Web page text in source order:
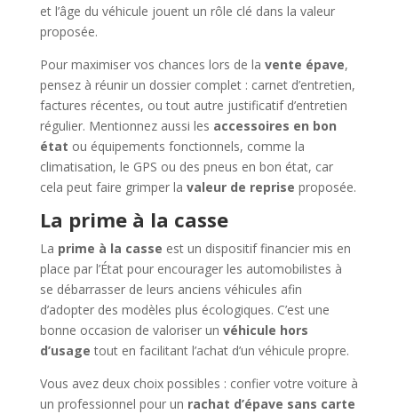
et l’âge du véhicule jouent un rôle clé dans la valeur
proposée.
Pour maximiser vos chances lors de la vente épave,
pensez à réunir un dossier complet : carnet d’entretien,
factures récentes, ou tout autre justificatif d’entretien
régulier. Mentionnez aussi les accessoires en bon
état ou équipements fonctionnels, comme la
climatisation, le GPS ou des pneus en bon état, car
cela peut faire grimper la valeur de reprise proposée.
La prime à la casse
La prime à la casse est un dispositif financier mis en
place par l’État pour encourager les automobilistes à
se débarrasser de leurs anciens véhicules afin
d’adopter des modèles plus écologiques. C’est une
bonne occasion de valoriser un véhicule hors
d’usage tout en facilitant l’achat d’un véhicule propre.
Vous avez deux choix possibles : confier votre voiture à
un professionnel pour un rachat d’épave sans carte